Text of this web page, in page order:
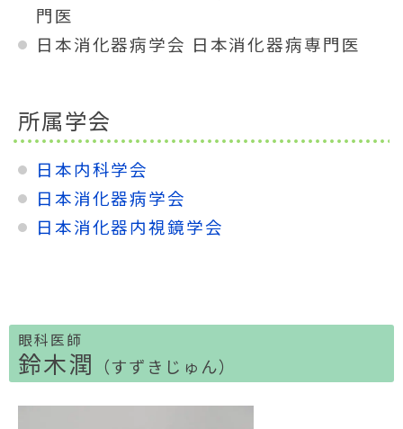
門医
日本消化器病学会 日本消化器病専門医
所属学会
日本内科学会
日本消化器病学会
日本消化器内視鏡学会
眼科医師
鈴木潤 （すずきじゅん）